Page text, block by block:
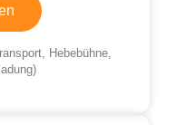
Hebebühne,